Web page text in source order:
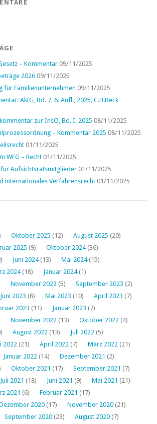
– Kommentar 09/11/2025
2026 09/11/2025
für Familienunternehmen 09/11/2025
AktG, Bd. 7, 6. Aufl., 2025, C.H.Beck
zur InsO, Bd. I. 2025 08/11/2025
– Kommentar 2025 08/11/2025
01/11/2025
WEG – Recht 01/11/2025
Aufsichtsratsmitglieder 01/11/2025
internationales Verfahrensrecht 01/11/2025
Oktober 2025 (12) August 2025 (20)
2025 (9) Oktober 2024(36)
Juni 2024(13) Mai 2024(15)
2024(18) Januar 2024(1)
November 2023 (5) September 2023 (2)
Juni 2023 (8) Mai 2023 (10) April 2023 (7)
2023 (11) Januar 2023 (7)
November 2022 (13) Oktober 2022 (4)
August 2022 (13) Juli 2022 (5)
2022 (21) April 2022 (7) März 2022 (21)
Januar 2022 (14) Dezember 2021 (2)
Oktober 2021 (17) September 2021 (7)
Juli 2021 (18) Juni 2021 (9) Mai 2021 (21)
2021 (6) Februar 2021 (17)
2020 (17) November 2020 (21)
September 2020 (23) August 2020 (7)